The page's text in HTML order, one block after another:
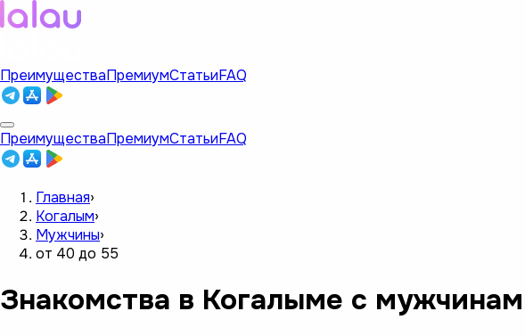
ПреимуществаПремиумСтатьиFAQ
ПреимуществаПремиумСтатьиFAQ
Главная›
Когалым›
Мужчины›
от 40 до 55
Знакомства в Когалыме с